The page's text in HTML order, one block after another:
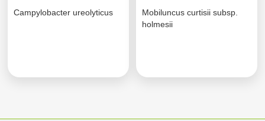
Campylobacter ureolyticus
Mobiluncus curtisii subsp.
holmesii